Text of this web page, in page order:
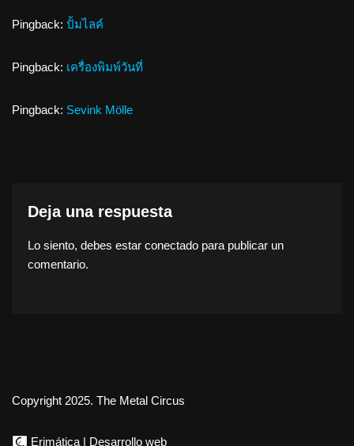
Pingback: ปั้มไลค์
Pingback: เครื่องพิมพ์วันที่
Pingback: Sevink Mölle
Deja una respuesta
Lo siento, debes estar conectado para publicar un
comentario.
Copyright 2025. The Metal Circus
Erimática | Desarrollo web